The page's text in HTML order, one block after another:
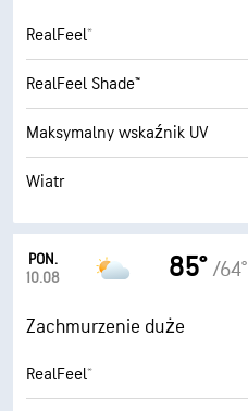
RealFeel®
RealFeel Shade™
Maksymalny wskaźnik UV
Wiatr
PON.
10.08
85° /64°
Zachmurzenie duże
RealFeel®